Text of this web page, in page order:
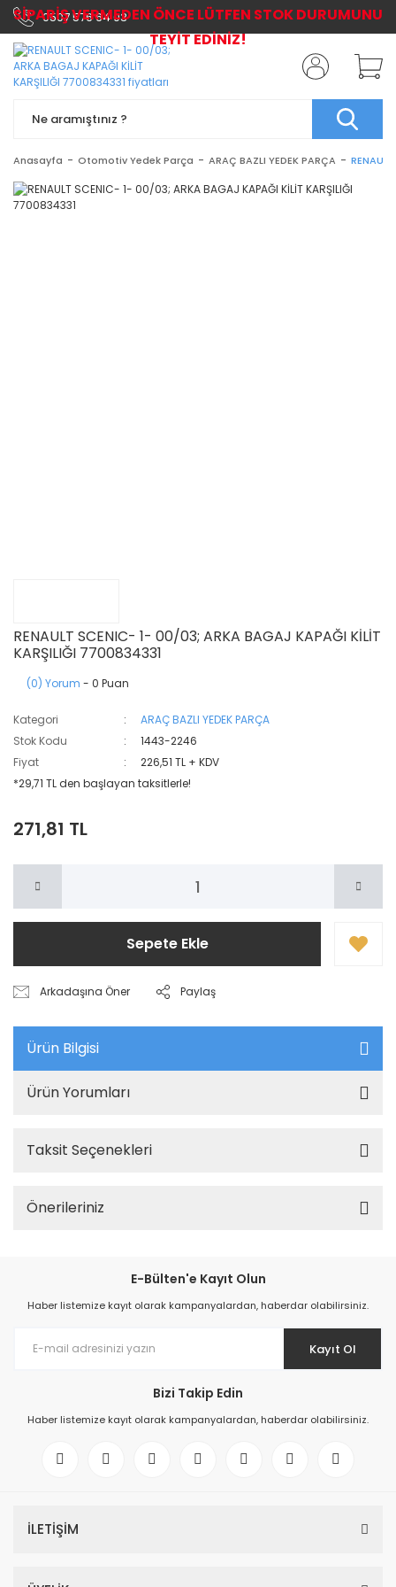
0507 576 64 03
Anasayfa Otomotiv Yedek Parça ARAÇ BAZLI YEDEK PARÇA
RENAULT SCENIC- 1- 00/03; ARKA BAGAJ KAPAĞI KİLİT
KARŞILIĞI 7700834331
(0) Yorum - 0 Puan
Kategori
ARAÇ BAZLI YEDEK PARÇA
Stok Kodu
1443-2246
Fiyat
226,51 TL + KDV
*29,71 TL den başlayan taksitlerle!
271,81 TL
Sepete Ekle
Arkadaşına Öner Paylaş
Ürün Bilgisi
Ürün Yorumları
Taksit Seçenekleri
Önerileriniz
E-Bülten'e Kayıt Olun
Haber listemize kayıt olarak kampanyalardan, haberdar olabilirsiniz.
Kayıt Ol
Bizi Takip Edin
Haber listemize kayıt olarak kampanyalardan, haberdar olabilirsiniz.
İLETİŞİM
SİPARİŞ VERMEDEN ÖNCE LÜTFEN STOK DURUMUNU
TEYİT EDİNİZ!